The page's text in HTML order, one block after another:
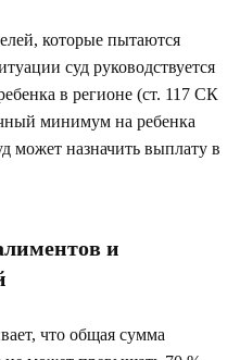
которые пытаются
суд руководствуется
в регионе (ст. 117 СК
минимум на ребенка
может назначить выплату в
и
что общая сумма